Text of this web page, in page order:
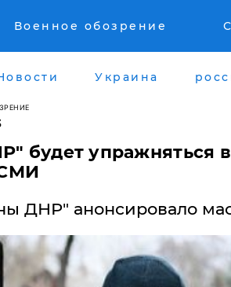
Военное обозрение
Украина
будет упражняться
ДНР" анонсировало